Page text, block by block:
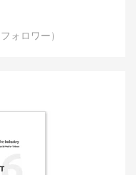
ォロワー）